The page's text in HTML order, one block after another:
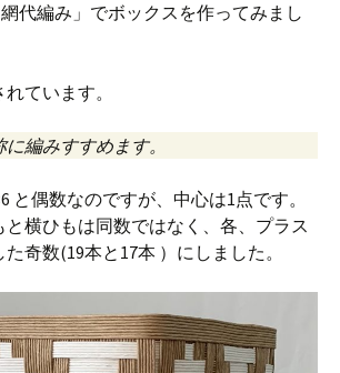
代編み」でボックスを作ってみまし
ています。
編みすすめます。
と偶数なのですが、中心は1点です。
横ひもは同数ではなく、各、プラス
奇数(19本と17本 ）にしました。